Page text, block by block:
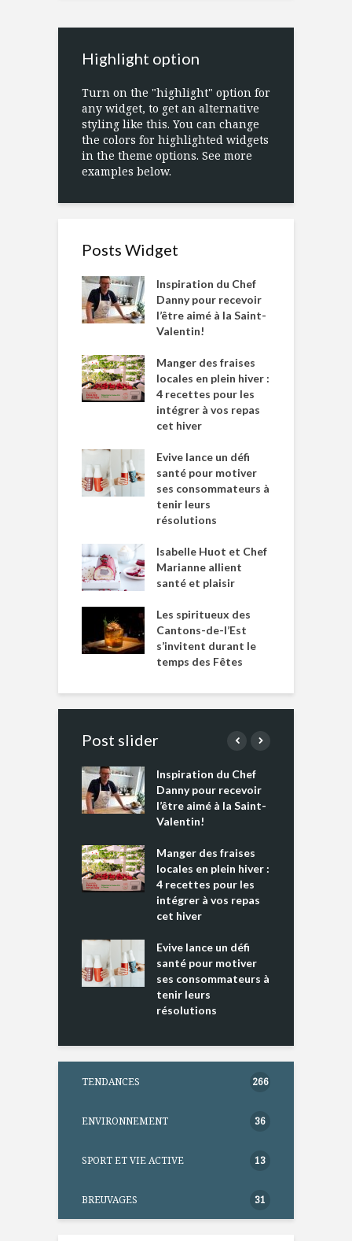
Highlight option
Turn on the "highlight" option for
any widget, to get an alternative
styling like this. You can change
the colors for highlighted widgets
in the theme options. See more
examples below.
Posts Widget
Inspiration du Chef
Danny pour recevoir
l’être aimé à la Saint-
Valentin!
Manger des fraises
locales en plein hiver :
4 recettes pour les
intégrer à vos repas
cet hiver
Evive lance un défi
santé pour motiver
ses consommateurs à
tenir leurs
résolutions
Isabelle Huot et Chef
Marianne allient
santé et plaisir
Les spiritueux des
Cantons-de-l’Est
s’invitent durant le
temps des Fêtes
Post slider
Inspiration du Chef
Danny pour recevoir
l’être aimé à la Saint-
Valentin!
Manger des fraises
locales en plein hiver :
4 recettes pour les
intégrer à vos repas
cet hiver
Evive lance un défi
santé pour motiver
ses consommateurs à
tenir leurs
résolutions
TENDANCES 266
ENVIRONNEMENT 36
SPORT ET VIE ACTIVE 13
BREUVAGES 31